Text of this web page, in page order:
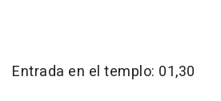
Entrada en el templo: 01,30